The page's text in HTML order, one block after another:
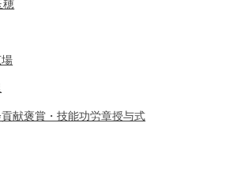
穂
献褒賞・技能功労章授与式